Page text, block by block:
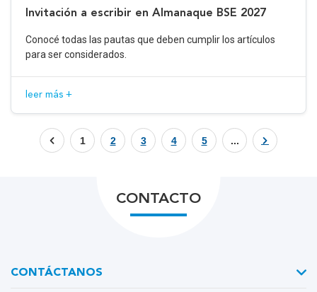
Invitación a escribir en Almanaque BSE 2027
Conocé todas las pautas que deben cumplir los artículos
para ser considerados.
leer más +
1 2 3 4 5 ...
CONTACTO
CONTÁCTANOS